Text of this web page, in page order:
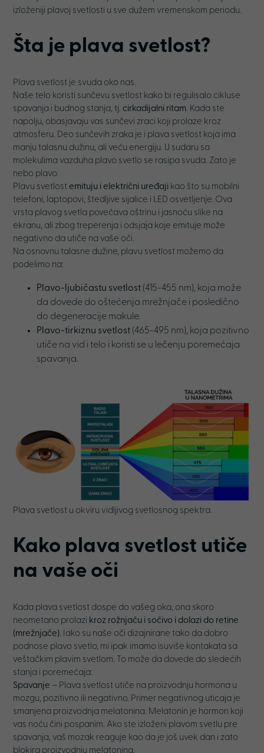
izloženiji plavoj svetlosti u sve dužem vremenskom periodu.
Šta je plava svetlost?
Plava svetlost je svuda oko nas.
Naše telo koristi sunčevu svetlost kako bi regulisalo cikluse
spavanja i budnog stanja, tj. cirkadijalni ritam. Kada ste
napolju, obasjavaju vas sunčevi zraci koji prolaze kroz
atmosferu. Deo sunčevih zraka je i plava svetlost koja ima
manju talasnu dužinu, ali veću energiju. U sudaru sa
molekulima vazduha plavo svetlo se rasipa svuda. Zato je
nebo plavo.
Plavu svetlost emituju i električni uređaji kao što su mobilni
telefoni, laptopovi, štedljive sijalice i LED osvetljenje. Ova
vrsta plavog svetla povećava oštrinu i jasnoću slike na
ekranu, ali zbog treperenja i odsjaja koje emituje može
negativno da utiče na vaše oči.
Na osnovnu talasne dužine, plavu svetlost možemo da
podelimo na:
Plavo-ljubičastu svetlost (415-455 nm), koja može
da dovede do oštećenja mrežnjače i posledično
do degeneracije makule.
Plavo-tirkiznu svetlost (465-495 nm), koja pozitivno
utiče na vid i telo i koristi se u lečenju poremećaja
spavanja.
Plava svetlost u okviru vidljivog svetlosnog spektra.
Kako plava svetlost utiče
na vaše oči
Kada plava svetlost dospe do vašeg oka, ona skoro
neometano prolazi kroz rožnjaču i sočivo i dolazi do retine
(mrežnjače). Iako su naše oči dizajnirane tako da dobro
podnose plavo svetlo, mi ipak imamo isuviše kontakata sa
veštačkim plavim svetlom. To može da dovede do sledećih
stanja i poremećaja:
Spavanje – Plava svetlost utiče na proizvodnju hormona u
mozgu, pozitivno ili negativno. Primer negativnog uticaja je
smanjena proizvodnja melatonina. Melatonin je hormon koji
vas noću čini pospanim. Ako ste izloženi plavom svetlu pre
spavanja, vaš mozak reaguje kao da je još uvek dan i zato
blokira proizvodnju melatonina.